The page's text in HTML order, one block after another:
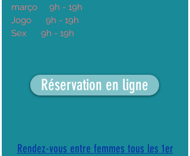
março
9h - 19h
Jogo
9h - 19h
Sex
9h - 19h
Réservation en ligne
Rendez-vous entre femmes tous les 1er